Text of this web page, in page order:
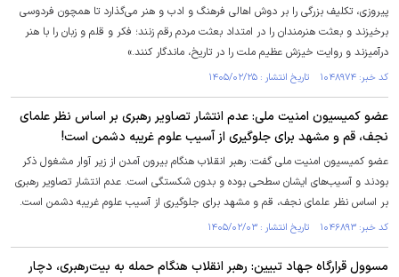
پیروزی، تکلیف بزرگی را بر دوش اهالی فرهنگ و ادب و هنر می‌گذارد تا همچون فردوسی
برخیزند و بعثت هنرمندان را در امتداد بعثت مردم رقم زنند؛ فکر و قلم و زبان را با هنر
درآمیزند و روایت خیزش عظیم ملت را در تاریخ، ماندگار کنند.»
کد خبر: ۱۰۴۸۹۷۴ تاریخ انتشار : ۱۴۰۵/۰۲/۲۵
عضو کمیسیون امنیت ملی: عدم انتشار تصاویر رهبری بر اساس نظر علمای
نجف، قم و مشهد برای جلوگیری از آسیب علوم غریبه دشمن است!
عضو کمیسیون امنیت ملی گفت: رهبر انقلاب هنگام بیرون آمدن از زیر آوار مشغول ذکر
بودند و آسیب‌های ایشان سطحی بوده و بدون شکستگی است. عدم انتشار تصاویر رهبری
بر اساس نظر علمای نجف، قم و مشهد برای جلوگیری از آسیب علوم غریبه دشمن است.
کد خبر: ۱۰۴۶۸۹۳ تاریخ انتشار : ۱۴۰۵/۰۲/۰۳
مسوول قرارگاه جهاد تبیین: رهبر انقلاب هنگام حمله به بیت‌رهبری، دچار